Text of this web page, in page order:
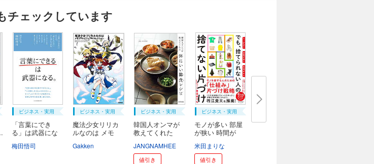
チェックしています
ビジネス・実用
「言葉にでき
る」は武器にな
梅田悟司
ビジネス・実用
魔法少女リリカ
ルなのは メモ
Gakken
ビジネス・実用
韓国人オンマが
教えてくれた
JANGNAMHEE
値引き
ビジネス・実用
モノが多い 部屋
が狭い 時間が
米田まりな
値引き